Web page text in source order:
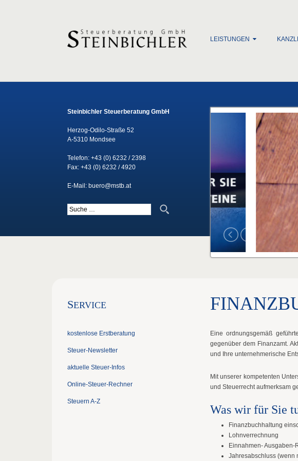
LEISTUNGEN
Steinbichler Steuerberatung GmbH
Herzog-Odilo-Straße 52
A-5310 Mondsee
Telefon: +43 (0) 6232 / 2398
Fax: +43 (0) 6232 / 4920
E-Mail: buero@mstb.at
Suche nach:
SERVICE
kostenlose Erstberatung
Steuer-Newsletter
aktuelle Steuer-Infos
Online-Steuer-Rechner
Steuern A-Z
Eine ordnungsgemäß
gegenüber dem Finanzamt.
und Ihre unternehmerische
Mit unserer kompetenten
und Steuerrecht aufmerksam
Was wir für Sie
Finanzbuchhaltung
Lohnverrechnung
Einnahmen- Ausgaben-
Jahresabschluss (wenn